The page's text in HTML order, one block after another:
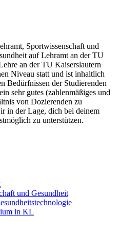
Sportwissenschaft und
auf Lehramt an der TU
an der TU Kaiserslautern
Niveau statt und ist inhaltlich
Bedürfnissen der Studierenden
sehr gutes (zahlenmäßiges und
von Dozierenden zu
in der Lage, dich bei deinem
zu unterstützen.
und Gesundheit
in KL